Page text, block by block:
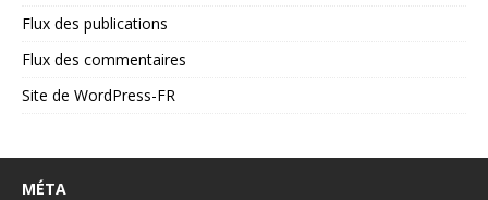
Flux des publications
Flux des commentaires
Site de WordPress-FR
MÉTA